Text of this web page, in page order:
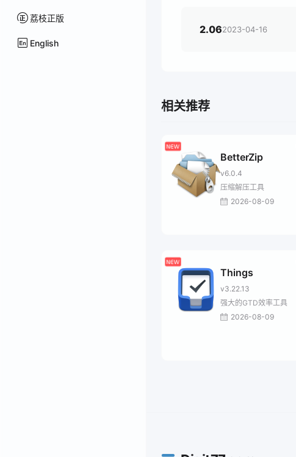
荔枝正版
English
2.062023-04-16
相关推荐
BetterZip
v6.0.4
压缩解压工具
2026-08-09
Things
v3.22.13
强大的GTD效率工具
2026-08-09